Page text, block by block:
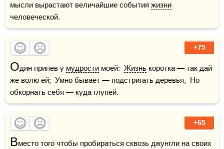
мысли вырастают величайшие события жизни
человеческой.
+75
Один припев у мудрости моей: Жизнь коротка — так дай
же волю ей;  Умно бывает — подстригать деревья,  Но
обкорнать себя — куда глупей.
+65
Вместо того чтобы пробираться сквозь джунгли на своих